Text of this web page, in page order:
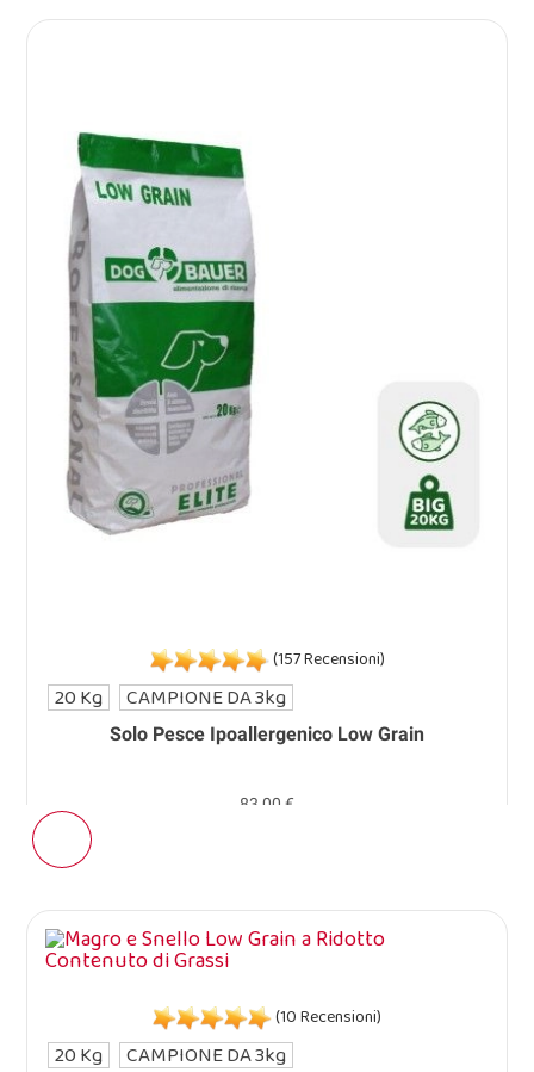
Solo Pesce Ipoallergenico Low Grain
(157 Recensioni)
83,00 €
20 Kg CAMPIONE DA 3kg
(10 Recensioni)
20 Kg CAMPIONE DA 3kg